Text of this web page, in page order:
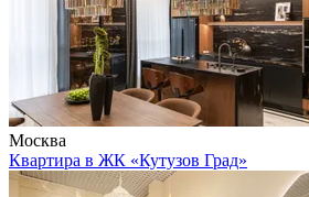
Москва
Квартира в ЖК «Кутузов Град»